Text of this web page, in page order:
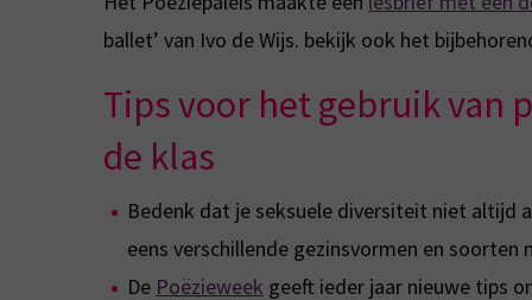
ballet’ van Ivo de Wijs. bekijk ook het
Tips voor het gebruik van
de klas
Bedenk dat je seksuele diversiteit niet altijd
eens verschillende gezinsvormen en soorten
De Poëzieweek geeft ieder jaar nieuwe tips